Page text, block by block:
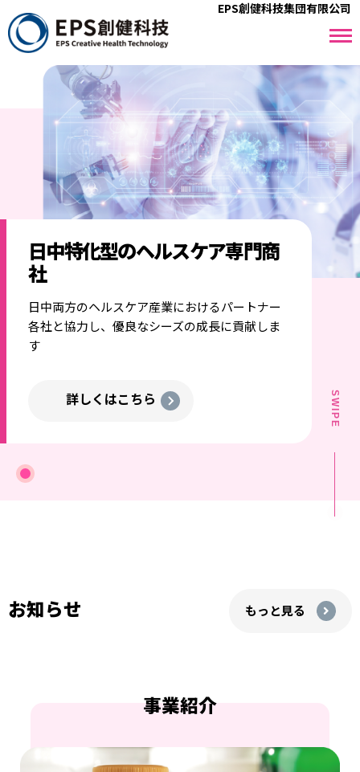
EPS創健科技集団有限公司
日中特化型のヘルスケア専門商
社
日中両方のヘルスケア産業におけるパートナー
各社と協力し、優良なシーズの成長に貢献しま
す
詳しくはこちら SWIPE
お知らせ もっと⾒る
事業紹介